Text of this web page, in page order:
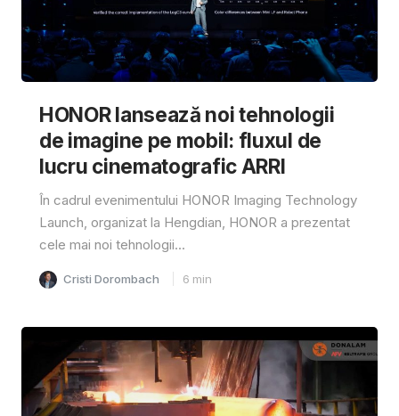
HONOR lansează noi tehnologii
de imagine pe mobil: fluxul de
lucru cinematografic ARRI
În cadrul evenimentului HONOR Imaging Technology
Launch, organizat la Hengdian, HONOR a prezentat
cele mai noi tehnologii...
Cristi Dorombach 6 min